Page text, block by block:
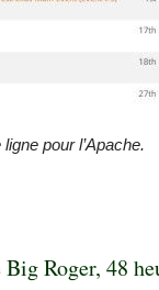
pour l’Apache.
Roger, 48